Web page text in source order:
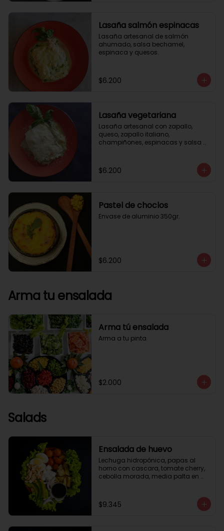
Lasaña salmón espinacas
Lasaña artesanal de salmón
ahumado, salsa bechamel,
espinaca y quesos.
$6.200
Lasaña vegetariana
Lasaña artesanal con zapallo,
queso, zapallo italiano,
champiñones, espinacas y salsa
$6.200
Pastel de choclos
Envase de aluminio 350gr.
$6.200
Arma tu ensalada
Arma tú ensalada
Arma a tu pinta
$2.000
Salads
Ensalada de huevo
Lechuga hidropónica, papas al
horno con cascara, tomate cherry,
cebolla morada, media palta en
balsámica.
$9.345